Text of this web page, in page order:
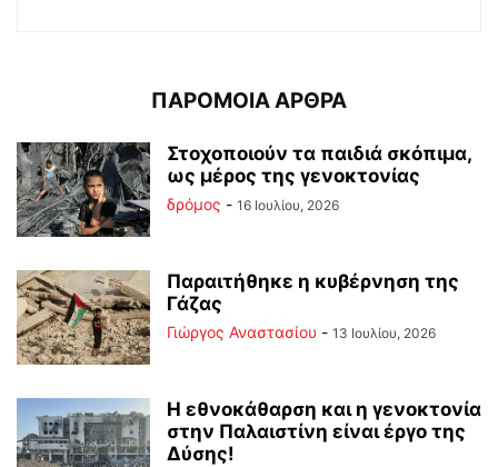
ΠΑΡΟΜΟΙΑ ΑΡΘΡΑ
Στοχοποιούν τα παιδιά σκόπιμα,
ως μέρος της γενοκτονίας
δρόμος - 16 Ιουλίου, 2026
Παραιτήθηκε η κυβέρνηση της
Γάζας
Γιώργος Αναστασίου - 13 Ιουλίου, 2026
Η εθνοκάθαρση και η γενοκτονία
στην Παλαιστίνη είναι έργο της
Δύσης!